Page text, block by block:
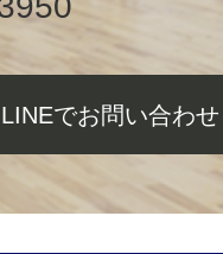
LINEでお問い合わせ